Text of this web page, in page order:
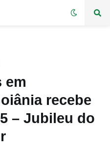
em
recebe
– Jubileu do